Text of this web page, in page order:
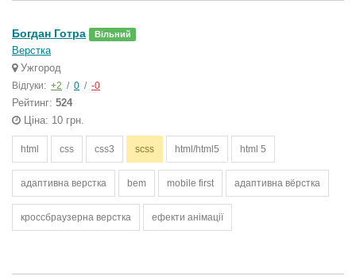
Богдан Готра Вільний
Верстка
Ужгород
Відгуки: +2 / 0 / -0
Рейтинг: 524
Ціна: 10 грн.
html css css3 scss html/html5 html 5
адаптивна верстка bem mobile first адаптивна вёрстка
кроссбраузерна верстка ефекти анімації